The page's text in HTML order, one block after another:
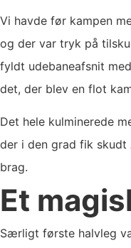
Vi havde før kampen
og der var tryk på
fyldt udebaneafsnit
det, der blev en flot
Det hele kulminerede
der i den grad fik skudt
brag.
Et
Særligt første halvleg